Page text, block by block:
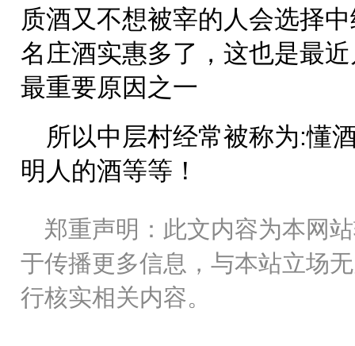
质酒又不想被宰的人会选择
名庄酒实惠多了，这也是最
最重要原因之一
所以中层村经常被称为:懂
明人的酒等等！
郑重声明：此文内容为本网
于传播更多信息，与本站立场
行核实相关内容。